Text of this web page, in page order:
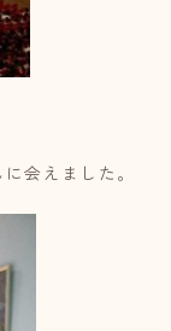
会えました。